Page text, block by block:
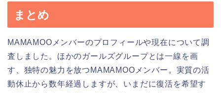
まとめ
MAMAMOOメンバーのプロフィールや現在について調
査しました。ほかのガールズグループとは一線を画
す、独特の魅力を放つMAMAMOOメンバー。実質の活
動休止から数年経過しますが、いまだに復活を希望す